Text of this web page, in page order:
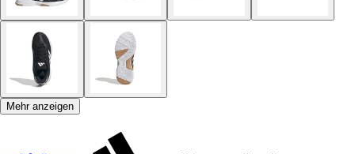
Mehr anzeigen